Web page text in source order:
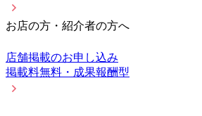
お店の方・紹介者の方へ
店舗掲載のお申し込み
掲載料無料・成果報酬型